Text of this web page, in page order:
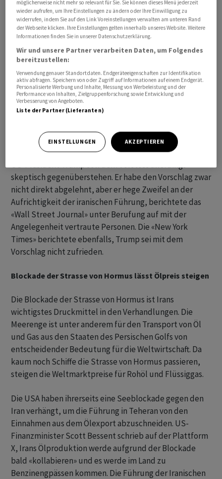
US-Präsident Trump soll dem Vorstoss allerdings
skeptisch gegenüberstehen. Er habe den Vorschlag zwar
nicht direkt abgelehnt, aber er hege Zweifel an der
Aufrichtigkeit der iranischen Führung, berichtete das
«Wall Street Journal» unter Berufung auf mit der
Angelegenheit vertraute Personen. Die «New York
Times» berichtete ebenfalls, Trump sei mit dem
Vorschlag nicht zufrieden.
Blockade der Strasse von Hormus lässt Ölpreis steigen
Die Blockade der Strasse von Hormus ist Irans
wichtigstes Druckmittel in den Verhandlungen. Die
Meerenge ist unter anderem für den Transport von Öl
und Gas aus den Staaten des Persischen Golfs von
entscheidender Bedeutung für die Weltwirtschaft. Da
kaum noch Schiffe die Strasse von Hormus passieren,
steigen die Weltmarktpreise für Rohöl und Flüssiggas.
Die USA haben ihrerseits eine Seeblockade gegen den
Iran verhängt, um die Führung in Teheran von den
Einnahmen aus dem Ölexport abzuschneiden. US-
Finanzminister Scott Bessent schrieb auf der Plattform
X, Irans Ölproduktion werde aufgrund der Blockade
bald «kollabieren» und es werde im Land zu
Benzinengpässen kommen. Die Führung der Iranischen
möglicherweise nicht mehr so relevant für Sie. Sie können dieses Menü jederzeit
wieder aufrufen, um Ihre Einstellungen zu ändern oder Ihre Einwilligung zu
widerrufen, indem Sie auf den Link Voreinstellungen verwalten am unteren Rand
der Webseite klicken. Ihre Einstellungen gelten innerhalb unseres Website. Weitere
Informationen finden Sie in unserer Datenschutzerklärung.
Wir und unsere Partner verarbeiten Daten, um Folgendes
bereitzustellen:
Verwendung genauer Standortdaten. Endgeräteeigenschaften zur Identifikation
aktiv abfragen. Speichern von oder Zugriff auf Informationen auf einem Endgerät.
Personalisierte Werbung und Inhalte, Messung von Werbeleistung und der
Performance von Inhalten, Zielgruppenforschung sowie Entwicklung und
Verbesserung von Angeboten.
Liste der Partner (Lieferanten)
EINSTELLUNGEN AKZEPTIEREN